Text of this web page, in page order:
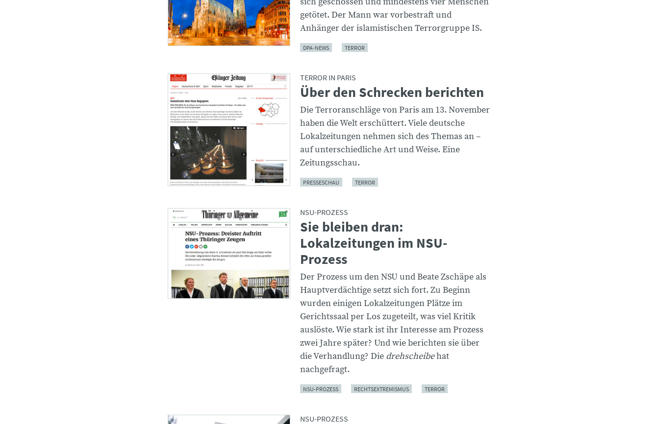
getötet. Der Mann war vorbestraft und
Anhänger der islamistischen Terrorgruppe IS.
DPA-NEWS TERROR
TERROR IN PARIS
Über den Schrecken berichten
Die Terroranschläge von Paris am 13. November
haben die Welt erschüttert. Viele deutsche
Lokalzeitungen nehmen sich des Themas an –
auf unterschiedliche Art und Weise. Eine
Zeitungsschau.
PRESSESCHAU TERROR
NSU-PROZESS
Sie bleiben dran:
Lokalzeitungen im NSU-
Prozess
Der Prozess um den NSU und Beate Zschäpe als
Hauptverdächtige setzt sich fort. Zu Beginn
wurden einigen Lokalzeitungen Plätze im
Gerichtssaal per Los zugeteilt, was viel Kritik
auslöste. Wie stark ist ihr Interesse am Prozess
zwei Jahre später? Und wie berichten sie über
die Verhandlung? Die drehscheibehat
nachgefragt.
NSU-PROZESS RECHTSEXTREMISMUS TERROR
NSU-PROZESS